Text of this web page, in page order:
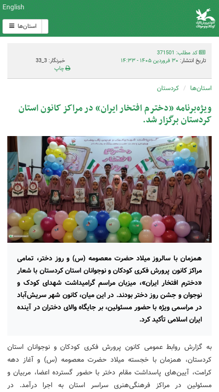
English
استان‌ها
کد مطلب: 371501
تاریخ انتشار: ۳۰ فروردین ۱۴۰۵ - ۱۴:۳۳
خبرنگار: 3_33
چاپ
استان‌ها کردستان
ویژه‌برنامه «دخترم افتخار ایران» در مراکز کانون استان
کردستان برگزار شد.
همزمان با سالروز میلاد حضرت معصومه (س) و روز دختر، تمامی
مراکز کانون پرورش فکری کودکان و نوجوانان استان کردستان با شعار
«دخترم افتخار ایران»، میزبان مراسم گرامیداشت شهدای کودک و
نوجوان و جشن روز دختر بودند. در این میان، کانون شهر سریش‌آباد
در مراسمی ویژه با حضور مسئولین، بر جایگاه والای دختران در آینده
ایران اسلامی تأکید کرد.
به گزارش روابط عمومی کانون پرورش فکری کودکان و نوجوانان استان
کردستان، همزمان با خجسته میلاد حضرت معصومه (س) و آغاز دهه
کرامت، آیین‌های پاسداشت مقام دختر با حضور گسترده اعضا، مربیان و
مسئولین در مراکز فرهنگی‌هنری سراسر استان به اجرا درآمد. در